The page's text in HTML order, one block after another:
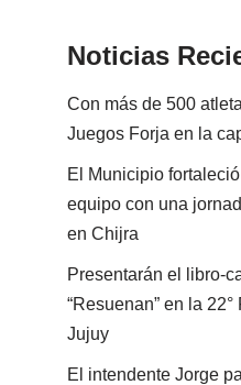
Noticias
Con más de 500
Juegos Forja en la
El Municipio
equipo con una
en Chijra
Presentarán el libro-
“Resuenan” en la
Jujuy
El intendente Jorge